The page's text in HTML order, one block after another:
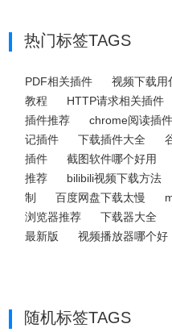
热门标签TAGS
PDF相关插件
视频下载用
教程
HTTP请求相关插件
插件推荐
chrome阅读插件
记插件
下载插件大全
插件
截图软件哪个好用
推荐
bilibili视频下载方法
制
百度网盘下载太慢
浏览器推荐
下载器大全
最新版
视频播放器哪个好
随机标签TAGS